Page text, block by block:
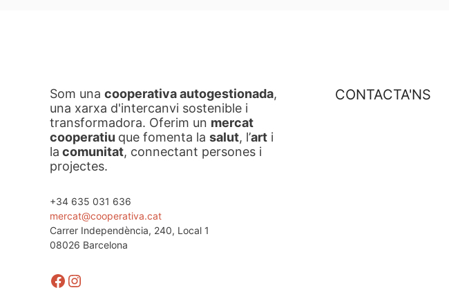
Som una cooperativa autogestionada,
una xarxa d'intercanvi sostenible i
transformadora. Oferim un mercat
cooperatiu que fomenta la salut, l’art i
la comunitat, connectant persones i
projectes.
+34 635 031 636
mercat@cooperativa.cat
Carrer Independència, 240, Local 1
08026 Barcelona
Facebook
Instagram
CONTACTA'NS